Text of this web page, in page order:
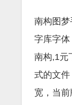
南构图
字库字
南构,1元
式的文
宽，当